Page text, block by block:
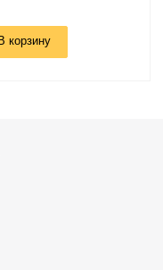
В корзину